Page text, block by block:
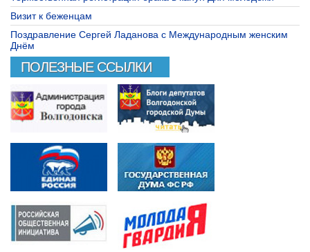
Визит к беженцам
Поздравление Сергей Ладанова с Международным женским
Днём
ПОЛЕЗНЫЕ ССЫЛКИ